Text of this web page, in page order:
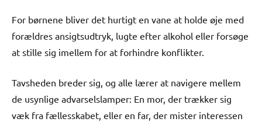
For børnene bliver det hurtigt en vane at holde øje med
forældres ansigtsudtryk, lugte efter alkohol eller forsøge
at stille sig imellem for at forhindre konflikter.
Tavsheden breder sig, og alle lærer at navigere mellem
de usynlige advarselslamper: En mor, der trækker sig
væk fra fællesskabet, eller en far, der mister interessen